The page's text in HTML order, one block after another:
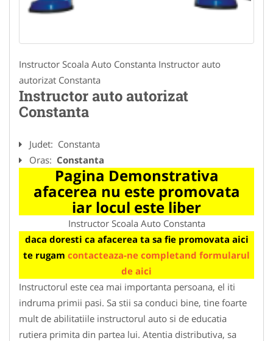
Instructor Scoala Auto Constanta Instructor auto
autorizat Constanta
Instructor auto autorizat
Constanta
Judet: Constanta
Oras: Constanta
Pagina Demonstrativa
afacerea nu este promovata
iar locul este liber
Instructor Scoala Auto Constanta
daca doresti ca afacerea ta sa fie promovata aici
te rugam contacteaza-ne completand formularul
de aici
Instructorul este cea mai importanta persoana, el iti
indruma primii pasi. Sa stii sa conduci bine, tine foarte
mult de abilitatiile instructorul auto si de educatia
rutiera primita din partea lui. Atentia distributiva, sa